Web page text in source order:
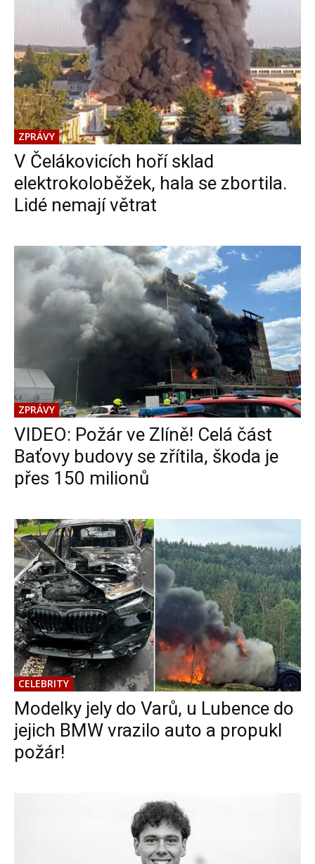
ZPRÁVY
V Čelákovicích hoří sklad
elektrokoloběžek, hala se zbortila.
Lidé nemají větrat
ZPRÁVY
VIDEO: Požár ve Zlíně! Celá část
Baťovy budovy se zřítila, škoda je
přes 150 milionů
CELEBRITY
Modelky jely do Varů, u Lubence do
jejich BMW vrazilo auto a propukl
požár!